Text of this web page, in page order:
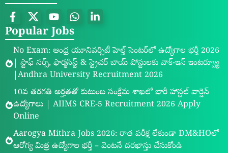
Popular Jobs
No Exam: ఆంధ్ర యూనివర్సిటీ హెల్త్ సెంటర్‌లో ఉద్యోగాల భర్తీ 2026
| స్టాఫ్ నర్స్, ఫార్మసిస్ట్ & స్ట్రెచర్ బాయ్ పోస్టులకు వాక్-ఇన్ ఇంటర్వ్యూ
|Andhra University Recruitment 2026
10వ తరగతి అర్హతతో కుటుంబ సంక్షేమ శాఖలో భారీ హాస్టల్ వార్డెన్
ఉద్యోగాలు | AIIMS CRE-5 Recruitment 2026 Apply
Online
Aarogya Mithra Jobs 2026: రాత పరీక్ష లేకుండా DM&HOలో
ఆరోగ్య మిత్ర ఉద్యోగాల భర్తీ – వెంటనే దరఖాస్తు చేసుకోండి